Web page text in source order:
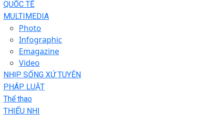
QUỐC TẾ
MULTIMEDIA
Photo
Infographic
Emagazine
Video
NHỊP SỐNG XỨ TUYÊN
PHÁP LUẬT
Thể thao
THIẾU NHI